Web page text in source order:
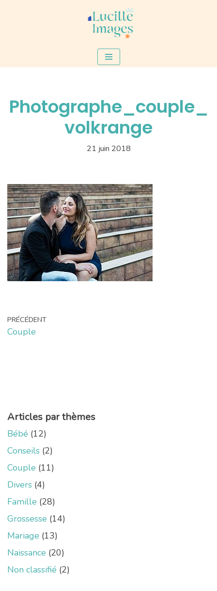
Photographe_couple_
volkrange
21 juin 2018
PRÉCÉDENT
Couple
Articles par thèmes
Bébé (12)
Conseils (2)
Couple (11)
Divers (4)
Famille (28)
Grossesse (14)
Mariage (13)
Naissance (20)
Non classifié (2)